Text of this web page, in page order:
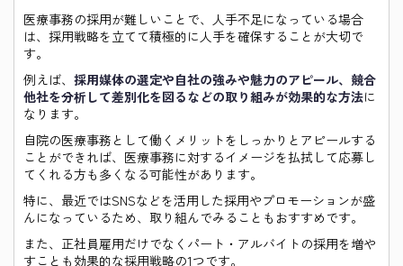
医療事務の採用が難しいことで、人手不足になっている場合
は、採用戦略を立てて積極的に人手を確保することが大切で
す。
例えば、 採用媒体の選定や自社の強みや魅力のアピール、競合
他社を分析して差別化を図るなどの取り組みが効果的な方法に
なります。
自院の医療事務として働くメリットをしっかりとアピールする
ことができれば、医療事務に対するイメージを払拭して応募し
てくれる方も多くなる可能性があります。
特に、最近ではSNSなどを活用した採用やプロモーションが盛
んになっているため、取り組んでみることもおすすめです。
また、正社員雇用だけでなくパート・アルバイトの採用を増や
すことも効果的な採用戦略の1つです。